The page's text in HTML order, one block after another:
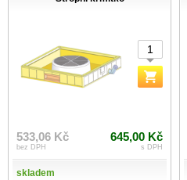
533,06 Kč
bez DPH
645,00 Kč
s DPH
skladem